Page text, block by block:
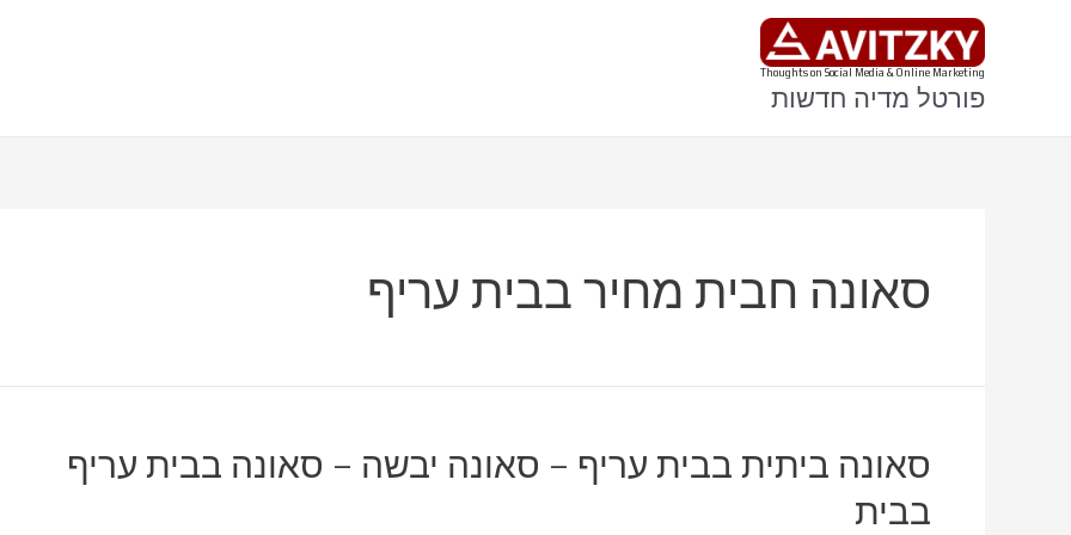
Thoughts on Social Media & Online Marketing
פורטל מדיה חדשות
סאונה חבית מחיר בבית עריף
סאונה ביתית בבית עריף – סאונה יבשה – סאונה בבית עריף
בבית